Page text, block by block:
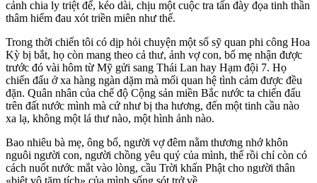
cảnh chia ly triệt để, kéo dài, chịu một cuộc tra tấn đày đọa tinh thần
thâm hiểm đau xót triền miên như thế.
Trong thời chiến tôi có dịp hỏi chuyện một số sỹ quan phi công Hoa
Kỳ bị bắt, họ còn mang theo cả thư, ảnh vợ con, bố mẹ nhận được
trước đó vài hôm từ Mỹ gửi sang Thái Lan hay Hạm đội 7. Họ
chiến đấu ở xa hàng ngàn dặm mà mối quan hệ tình cảm được đều
đặn. Quân nhân của chế độ Cộng sản miền Bắc nước ta chiến đấu
trên đất nước mình mà cứ như bị tha hương, đến một tinh cầu nào
xa lạ, không một lá thư nào, một hình ảnh nào.
Bao nhiêu bà mẹ, ông bố, người vợ đêm nằm thương nhớ khôn
nguôi người con, người chồng yêu quý của mình, thế rồi chỉ còn có
cách nuốt nước mắt vào lòng, cầu Trời khấn Phật cho người thân
«biệt vô tăm tích» của mình sống sót trở về.